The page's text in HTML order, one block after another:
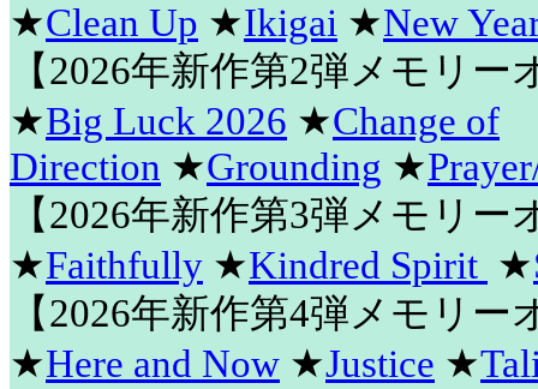
★Clean Up ★Ikigai ★New
【2026年新作第2弾メモリー
★Big Luck 2026 ★Change of
Direction ★Grounding ★
【2026年新作第3弾メモリー
★Faithfully ★Kindred Spirit ★
【2026年新作第4弾メモリー
★Here and Now ★Justice ★